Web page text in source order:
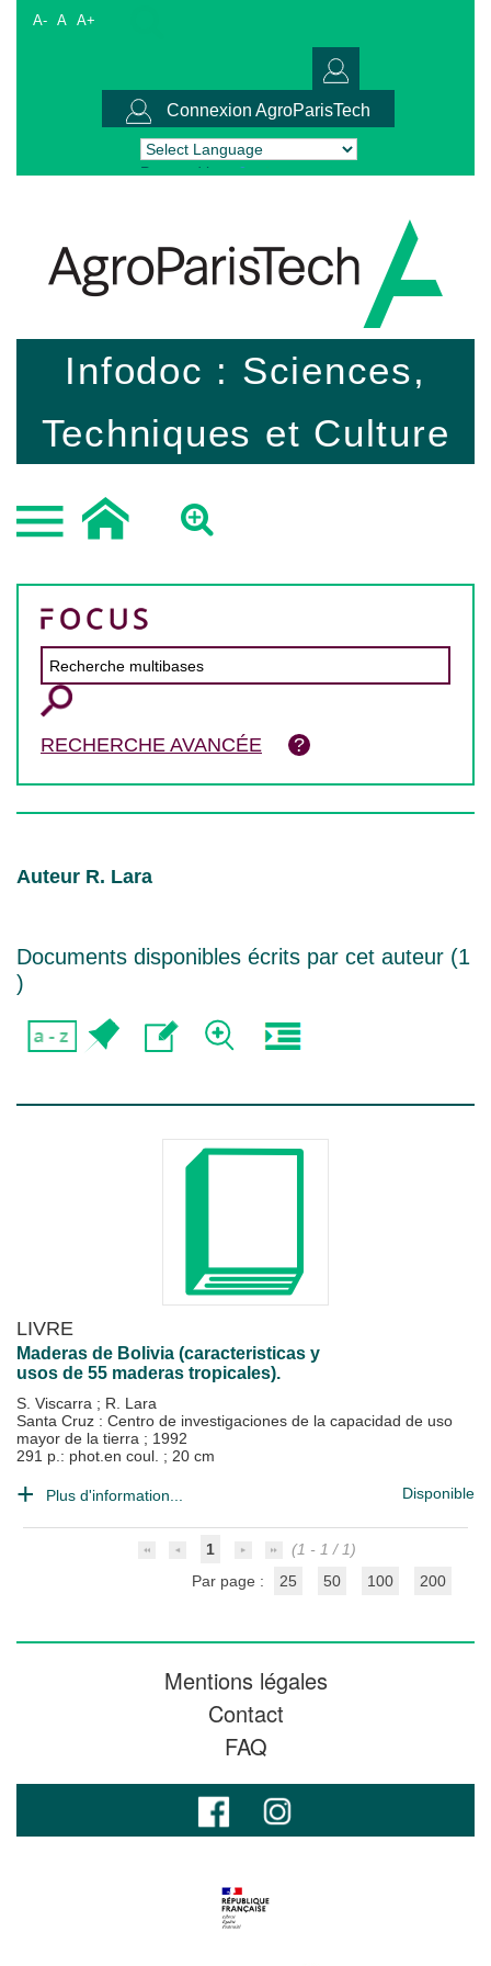
A- A A+
Connexion AgroParisTech
Powered by Translate
Infodoc : Sciences,
Techniques et Culture
RECHERCHE AVANCÉE
Auteur R. Lara
Documents disponibles écrits par cet auteur (1
)
LIVRE
Maderas de Bolivia (caracteristicas y
usos de 55 maderas tropicales).
S. Viscarra ; R. Lara
Santa Cruz : Centro de investigaciones de la capacidad de uso
mayor de la tierra ; 1992
291 p.: phot.en coul. ; 20 cm
Plus d'information... Disponible
1
(1 - 1 / 1)
Par page :
25 50 100 200
Mentions légales
Contact
FAQ